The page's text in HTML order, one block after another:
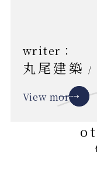
writer：
丸尾建築 /
View more